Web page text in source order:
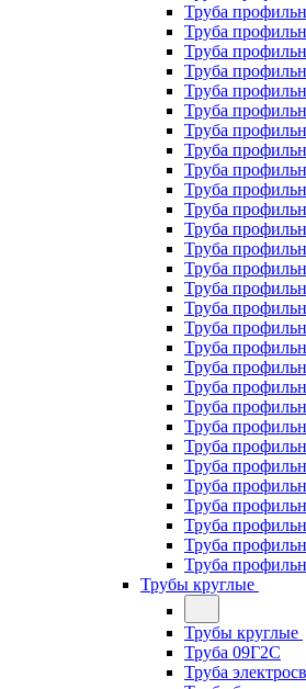
Труба
Труба
Труба
Труба
Труба
Труба
Труба
Труба
Труба
Труба
Труба
Труба
Труба
Труба
Труба
Труба
Труба
Труба
Труба
Труба
Труба
Труба
Труба
Труба
Труба
Труба
Труба
Труба
Труба
Трубы круглые
Трубы круглые
Труба 09Г2С
Труба